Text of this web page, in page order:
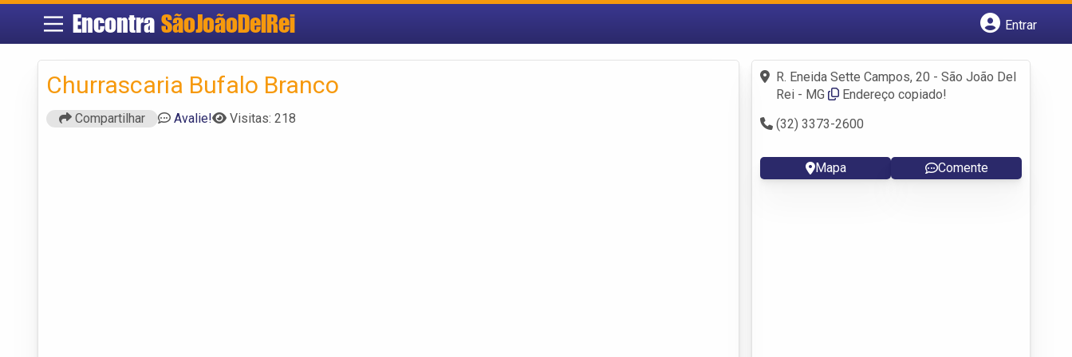
Encontra SãoJoãoDelRei
Entrar
Fazer login
Criar conta
Churrascaria Bufalo Branco
Compartilhar Avalie! Visitas: 218
R. Eneida Sette Campos, 20 - São João Del
Rei - MG
Endereço copiado!
(32) 3373-2600
Mapa Comente